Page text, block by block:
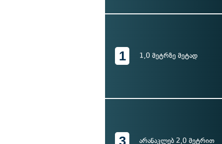
1 1,0 მეტრზე მეტად
3 არანაკლებ 2,0 მეტრით